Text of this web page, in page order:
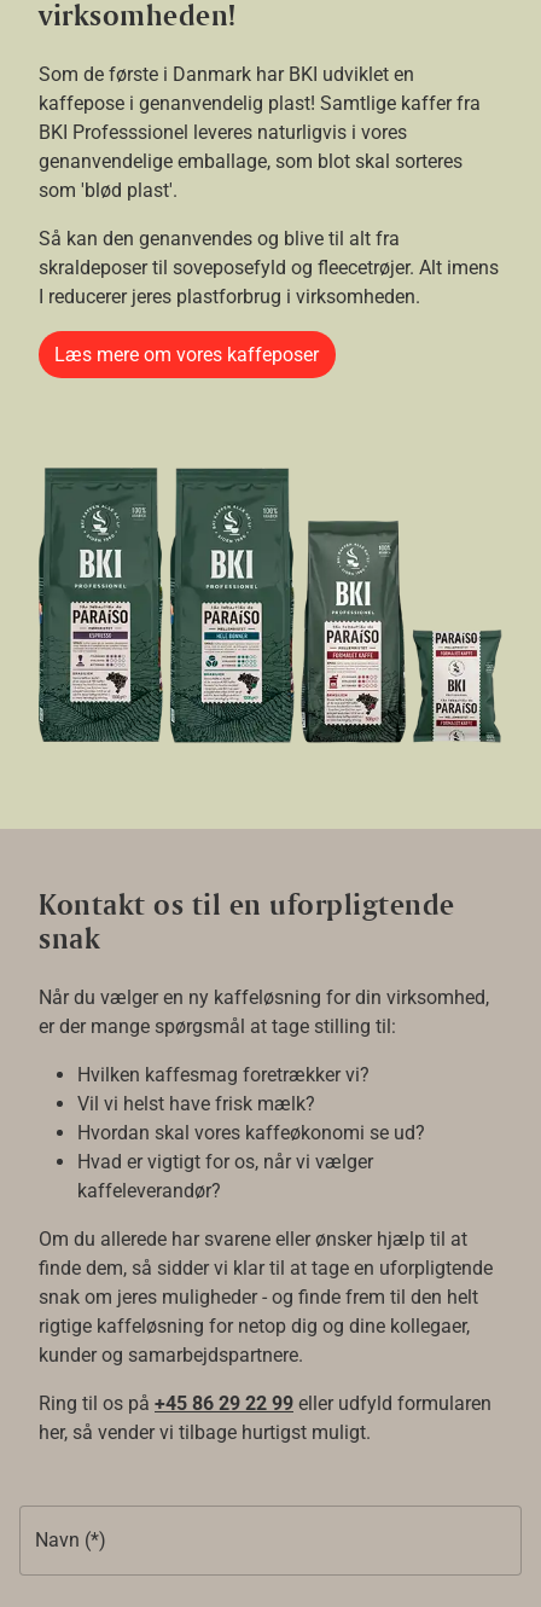
virksomheden!
Som de første i Danmark har BKI udviklet en
kaffepose i genanvendelig plast! Samtlige kaffer fra
BKI Professsionel leveres naturligvis i vores
genanvendelige emballage, som blot skal sorteres
som 'blød plast'.
Så kan den genanvendes og blive til alt fra
skraldeposer til soveposefyld og fleecetrøjer. Alt imens
I reducerer jeres plastforbrug i virksomheden.
Læs mere om vores kaffeposer
Kontakt os til en uforpligtende
snak
Når du vælger en ny kaffeløsning for din virksomhed,
er der mange spørgsmål at tage stilling til:
Hvilken kaffesmag foretrækker vi?
Vil vi helst have frisk mælk?
Hvordan skal vores kaffeøkonomi se ud?
Hvad er vigtigt for os, når vi vælger
kaffeleverandør?
Om du allerede har svarene eller ønsker hjælp til at
finde dem, så sidder vi klar til at tage en uforpligtende
snak om jeres muligheder - og finde frem til den helt
rigtige kaffeløsning for netop dig og dine kollegaer,
kunder og samarbejdspartnere.
Ring til os på +45 86 29 22 99 eller udfyld formularen
her, så vender vi tilbage hurtigst muligt.
Navn (*)